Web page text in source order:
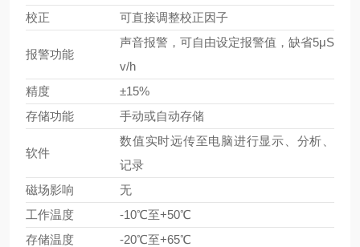
校正
可直接调整校正因子
报警功能
声音报警，可自由设定报警值，缺省5μS
v/h
精度
±15%
存储功能
手动或自动存储
软件
数值实时远传至电脑进行显示、分析、
记录
磁场影响
无
工作温度
-10℃至+50℃
存储温度
-20℃至+65℃